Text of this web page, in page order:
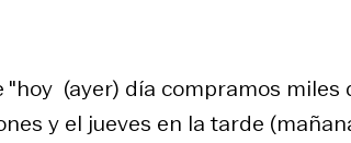
(ayer) día compramos miles
y el jueves en la tarde